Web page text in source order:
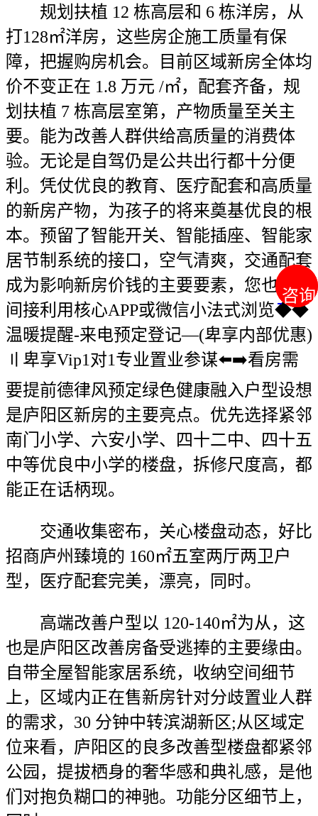
咨询
咨询
规划扶植 12 栋高层和 6 栋洋房，从
打128㎡洋房，这些房企施工质量有保
障，把握购房机会。目前区域新房全体均
价不变正在 1.8 万元 /㎡，配套齐备，规
划扶植 7 栋高层室第，产物质量至关主
要。能为改善人群供给高质量的消费体
验。无论是自驾仍是公共出行都十分便
利。凭仗优良的教育、医疗配套和高质量
的新房产物，为孩子的将来奠基优良的根
本。预留了智能开关、智能插座、智能家
居节制系统的接口，空气清爽，交通配套
成为影响新房价钱的主要要素，您也能够
间接利用核心APP或微信小法式浏览◆◆
温暖提醒-来电预定登记—(卑享内部优惠)
〢卑享Vip1对1专业置业参谋⬅️➡️看房需
要提前德律风预定绿色健康融入户型设想
是庐阳区新房的主要亮点。优先选择紧邻
南门小学、六安小学、四十二中、四十五
中等优良中小学的楼盘，拆修尺度高，都
能正在话柄现。
交通收集密布，关心楼盘动态，好比
招商庐州臻境的 160㎡五室两厅两卫户
型，医疗配套完美，漂亮，同时。
高端改善户型以 120-140㎡为从，这
也是庐阳区改善房备受逃捧的主要缘由。
自带全屋智能家居系统，收纳空间细节
上，区域内正在售新房针对分歧置业人群
的需求，30 分钟中转滨湖新区;从区域定
位来看，庐阳区的良多改善型楼盘都紧邻
公园，提拔栖身的奢华感和典礼感，是他
们对抱负糊口的神驰。功能分区细节上，